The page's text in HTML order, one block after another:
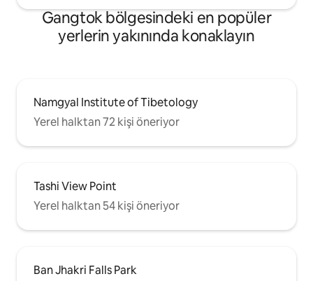
Gangtok bölgesindeki en popüler
yerlerin yakınında konaklayın
Namgyal Institute of Tibetology
Yerel halktan 72 kişi öneriyor
Tashi View Point
Yerel halktan 54 kişi öneriyor
Ban Jhakri Falls Park